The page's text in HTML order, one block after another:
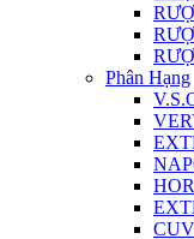
Phân Hạng